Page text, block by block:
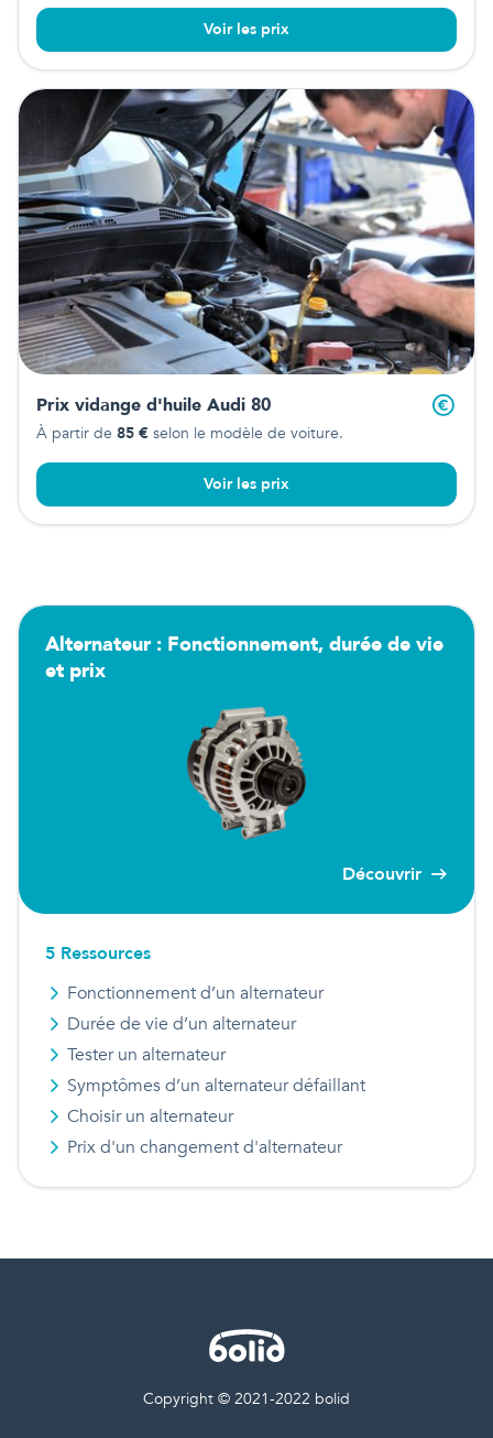
Voir les prix
Prix vidange d'huile Audi 80
À partir de 85 € selon le modèle de voiture.
Voir les prix
Alternateur : Fonctionnement, durée de vie
et prix
Découvrir
5 Ressources
Fonctionnement d’un alternateur
Durée de vie d’un alternateur
Tester un alternateur
Symptômes d’un alternateur défaillant
Choisir un alternateur
Prix d'un changement d'alternateur
Copyright © 2021-2022 bolid